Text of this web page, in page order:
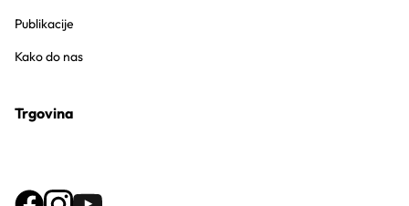
Publikacije
Kako do nas
Trgovina